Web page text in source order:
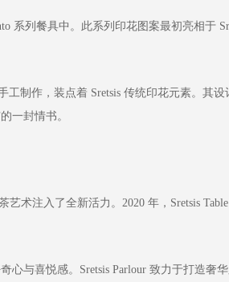
列餐具中。此系列印花图案最初亮相于
制作，装点着 Sretsis 传统印花元素。其设
一封情书。
术注入了全新活力。2020 年，Sretsis
与喜悦感。Sretsis Parlour 致力于打造奢